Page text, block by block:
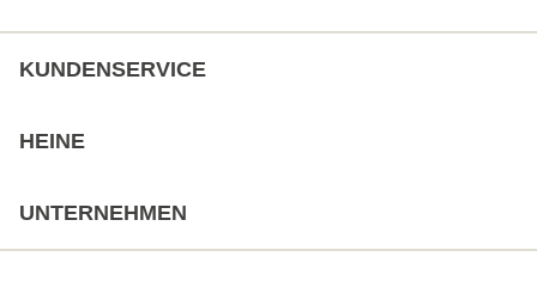
KUNDENSERVICE
HEINE
UNTERNEHMEN